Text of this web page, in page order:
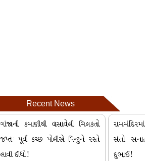
Recent News
ગાંજાની કમાણીથી વસાવેલી મિલકતો
જપ્તઃ પૂર્વ કચ્છ પોલીસે પિન્ટુને રસ્તે
લાવી દીધો!
સંતો
દુભાઈ!